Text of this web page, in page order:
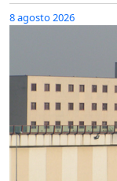
8 agosto 2026